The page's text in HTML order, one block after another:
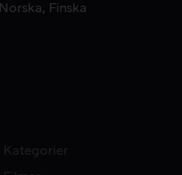
Norska Finska
Kategorier